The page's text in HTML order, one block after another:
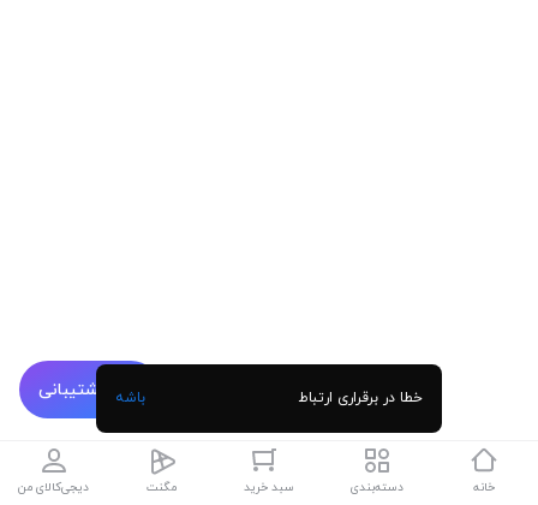
پشتیبانی
خانه دسته‌بندی سبد خرید مگنت دیجی‌کالای من
خطا در برقراری ارتباط باشه